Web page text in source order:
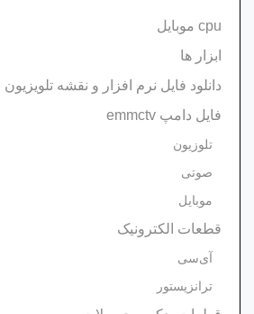
cpu موبایل
ابزار ها
دانلود فایل نرم افزار و نقشه تلویزیون
فایل دامپ emmctv
تلوزیون
صوتی
موبایل
قطعات الکترونیک
آی‌سی
ترانزیستور